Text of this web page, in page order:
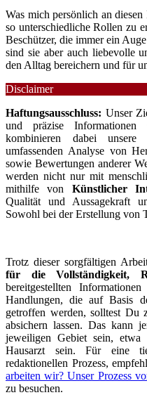
Was mich persönlich an
so unterschiedliche Rollen zu
Beschützer, die immer ein
sind sie aber auch liebevolle
den Alltag bereichern und für
Disclaimer
Haftungsausschluss: Unser
und präzise
kombinieren dabei
umfassenden Analyse von
sowie Bewertungen anderer
werden nicht nur mit
mithilfe von Künstlicher
Qualität und Aussagekraft
Sowohl bei der Erstellung von
Trotz dieser sorgfältigen
für die Vollständigkeit,
bereitgestellten
Handlungen, die auf Basis
getroffen werden, solltest Du
absichern lassen. Das kann
jeweiligen Gebiet sein,
Hausarzt sein. Für eine
redaktionellen Prozess,
arbeiten wir? Unser Prozess
zu besuchen.